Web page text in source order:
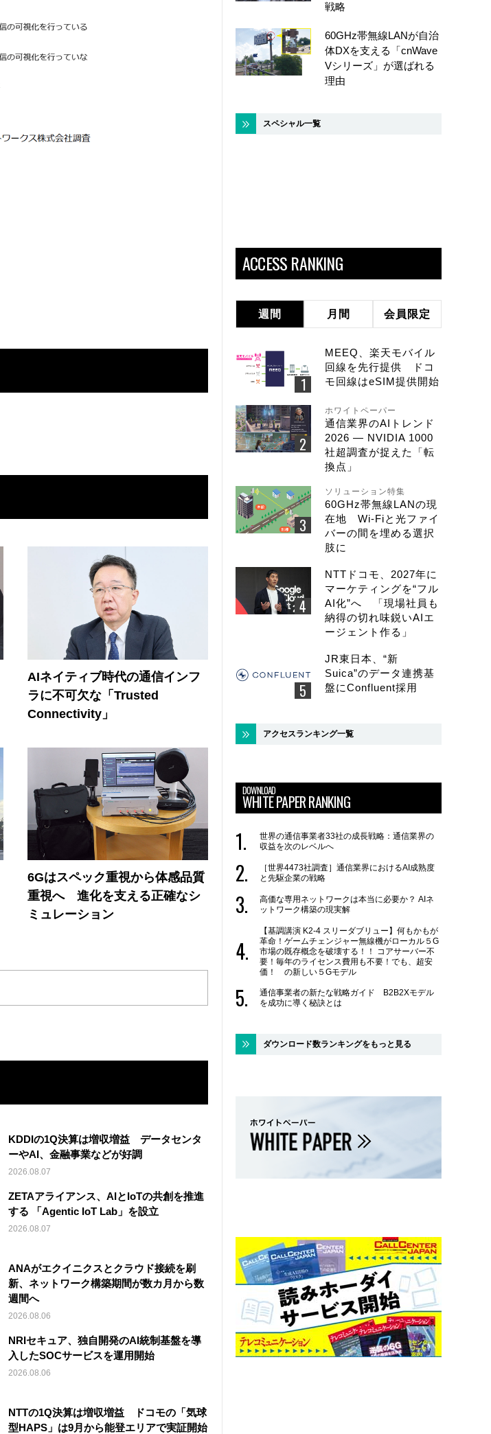
AIネイティブ時代の通信インフ
ラに不可欠な「Trusted
Connectivity」
6Gはスペック重視から体感品質
重視へ 進化を支える正確なシ
ミュレーション
KDDIの1Q決算は増収増益 データセンタ
ーやAI、金融事業などが好調
2026.08.07
ZETAアライアンス、AIとIoTの共創を推進
する 「Agentic IoT Lab」を設立
2026.08.07
ANAがエクイニクスとクラウド接続を刷
新、ネットワーク構築期間が数カ月から数
週間へ
2026.08.06
NRIセキュア、独自開発のAI統制基盤を導
入したSOCサービスを運用開始
2026.08.06
NTTの1Q決算は増収増益 ドコモの「気球
型HAPS」は9月から能登エリアで実証開始
戦略
60GHz帯無線LANが自治
体DXを支える「cnWave
Vシリーズ」が選ばれる
理由
スペシャル一覧
ACCESS RANKING
週間 月間 会員限定
MEEQ、楽天モバイル
回線を先行提供 ドコ
モ回線はeSIM提供開始
ホワイトペーパー
通信業界のAIトレンド
2026 ― NVIDIA 1000
社超調査が捉えた「転
換点」
ソリューション特集
60GHz帯無線LANの現
在地 Wi-Fiと光ファイ
バーの間を埋める選択
肢に
NTTドコモ、2027年に
マーケティングを“フル
AI化”へ 「現場社員も
納得の切れ味鋭いAIエ
ージェント作る」
JR東日本、“新
Suica”のデータ連携基
盤にConfluent採用
アクセスランキング一覧
DOWNLOAD
WHITE PAPER RANKING
世界の通信事業者33社の成長戦略：通信業界の
収益を次のレベルへ
［世界4473社調査］通信業界におけるAI成熟度
と先駆企業の戦略
高価な専用ネットワークは本当に必要か？ AIネ
ットワーク構築の現実解
【基調講演 K2-4 スリーダブリュー】何もかもが
革命！ゲームチェンジャー無線機がローカル５G
市場の既存概念を破壊する！！ コアサーバー不
要！毎年のライセンス費用も不要！でも、超安
価！ の新しい５Gモデル
通信事業者の新たな戦略ガイド B2B2Xモデル
を成功に導く秘訣とは
ダウンロード数ランキングをもっと見る